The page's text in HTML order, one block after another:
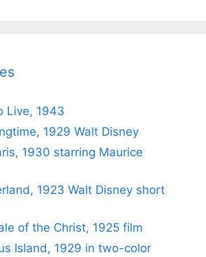
Live, 1943
1929 Walt Disney
1930 starring Maurice
1923 Walt Disney short
of the Christ, 1925 film
Island, 1929 in two-color